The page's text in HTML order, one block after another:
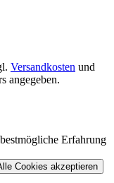
Versandkosten und
angegeben.
Erfahrung
Cookies akzeptieren